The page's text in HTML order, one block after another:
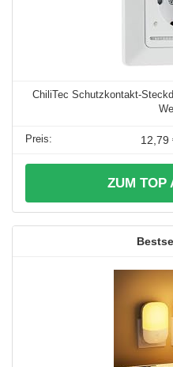
ChiliTec Schutzkontakt-
12,79
ZUM TOP